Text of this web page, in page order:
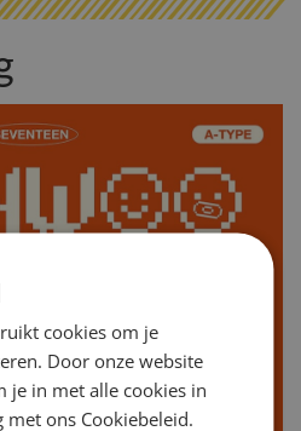
cookies om je
Door onze website
je in met alle cookies in
ons Cookiebeleid.